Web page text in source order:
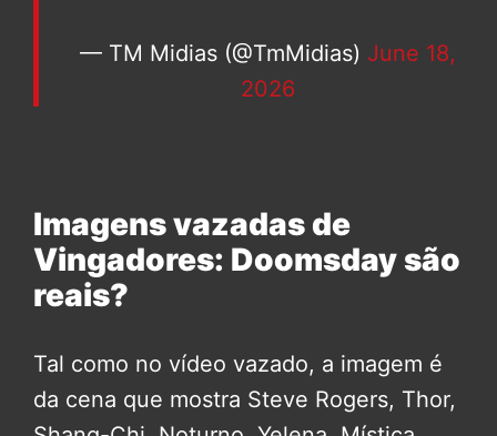
— TM Midias (@TmMidias) June 18,
2026
Imagens vazadas de
Vingadores: Doomsday são
reais?
Tal como no vídeo vazado, a imagem é
da cena que mostra Steve Rogers, Thor,